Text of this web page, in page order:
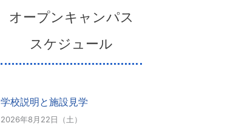
オープンキャンパス
スケジュール
学校説明と施設見学
2026年8月22日（土）